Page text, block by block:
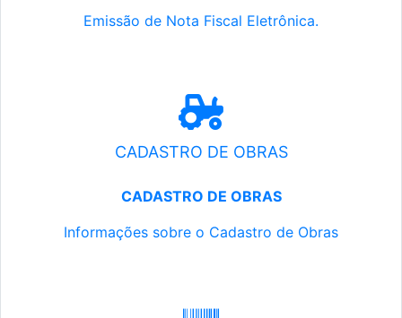
Emissão de Nota Fiscal Eletrônica.
CADASTRO DE OBRAS
CADASTRO DE OBRAS
Informações sobre o Cadastro de Obras